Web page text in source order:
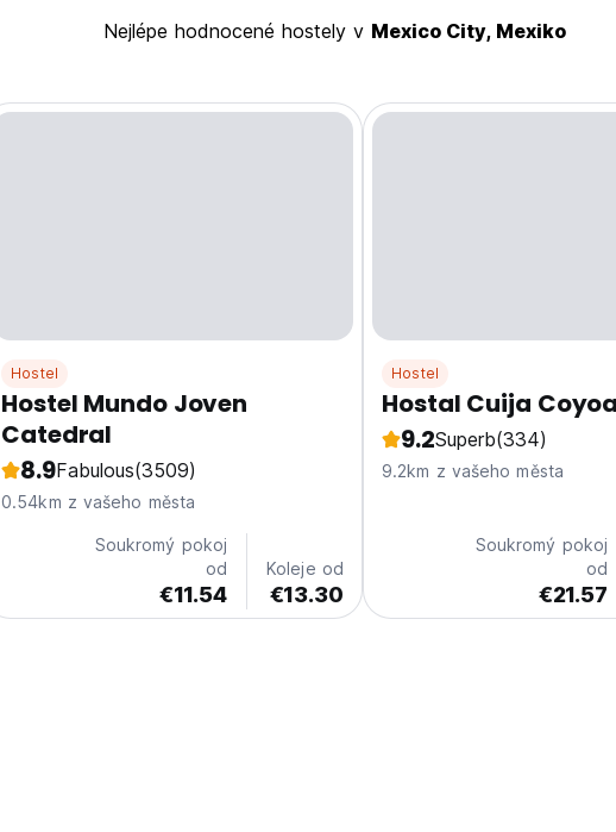
Nejlépe hodnocené hostely v Mexico City, Mexiko
Hostel
Hostel Mundo Joven
Catedral
8.9Fabulous(3509)
0.54km z vašeho města
Soukromý pokoj
od
€11.54
Koleje od
€13.30
Hostel
Hostal Cuija
9.2Superb(334)
9.2km z vašeho města
Soukromý pokoj
od
€21.57